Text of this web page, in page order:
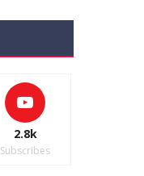
2.8k
Subscribes